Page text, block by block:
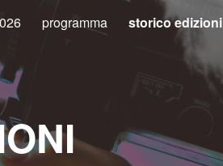
to navigation
programma storico edizioni